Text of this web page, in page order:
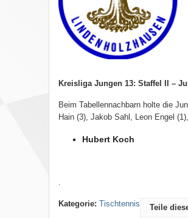
Kreisliga Jungen 13: Staffel II –
Beim Tabellennachbarn holte die
Hain (3), Jakob Sahl, Leon Engel
Hubert Koch
.
Kategorie: Tischtennis Teile